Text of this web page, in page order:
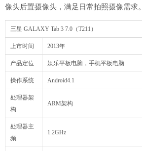
像头后置摄像头，满足日常拍照摄像需求。
三星 GALAXY Tab 3 7.0（T211）
上市时间 2013年
产品定位 娱乐平板电脑，手机平板电脑
操作系统 Android4.1
处理器架
构
ARM架构
处理器主
频
1.2GHz